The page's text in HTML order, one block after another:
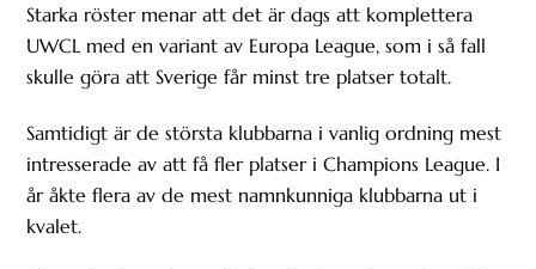
Starka röster menar att det är dags att komplettera
UWCL med en variant av Europa League, som i så fall
skulle göra att Sverige får minst tre platser totalt.
Samtidigt är de största klubbarna i vanlig ordning mest
intresserade av att få fler platser i Champions League. I
år åkte flera av de mest namnkunniga klubbarna ut i
kvalet.